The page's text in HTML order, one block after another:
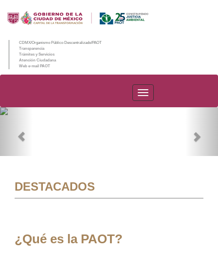
CDMX/Organismo Público Descentralizado/PAOT
Transparencia
Trámites y Servicios
Atención Ciudadana
Web e-mail PAOT
PAOT
DESTACADOS
¿Qué es la PAOT?